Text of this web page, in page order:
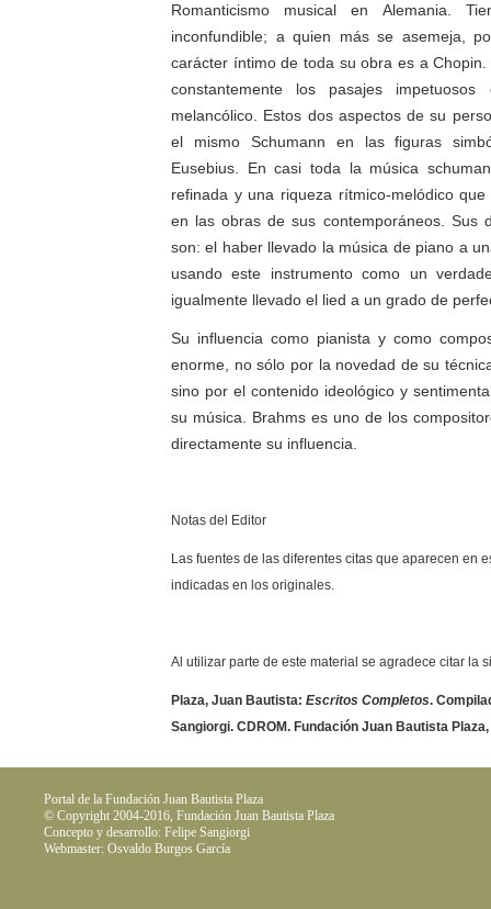
Romanticismo musical en Alemania.
inconfundible; a quien más se asemeja,
carácter íntimo de toda su obra es a
constantemente los pasajes
melancólico. Estos dos aspectos de su
el mismo Schumann en las figuras
Eusebius. En casi toda la música
refinada y una riqueza rítmico-melódico
en las obras de sus contemporáneos. Sus
son: el haber llevado la música de piano a
usando este instrumento como un
igualmente llevado el lied a un grado de
Su influencia como pianista y como
enorme, no sólo por la novedad de su
sino por el contenido ideológico y
su música. Brahms es uno de los
directamente su influencia.
Notas del Editor
Las fuentes de las diferentes citas que aparecen en
indicadas en los originales.
Al utilizar parte de este material se agradece citar la
Plaza, Juan Bautista: Escritos Completos.
Sangiorgi. CDROM. Fundación Juan Bautista
Portal de la Fundación Juan Bautista Plaza
© Copyright 2004-2016, Fundación Juan Bautista Plaza
Concepto y desarrollo: Felipe Sangiorgi
Webmaster: Osvaldo Burgos García